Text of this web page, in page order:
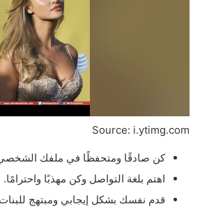
Source: i.ytimg.com
كن صادقًا ومتحفظًا في ملفك
اهتم بلغة التواصل وكن مهذبًا واحترامًا.
قدم نفسك بشكل إيجابي ومبتهج